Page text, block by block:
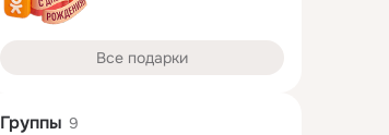
Все подарки
Группы 9